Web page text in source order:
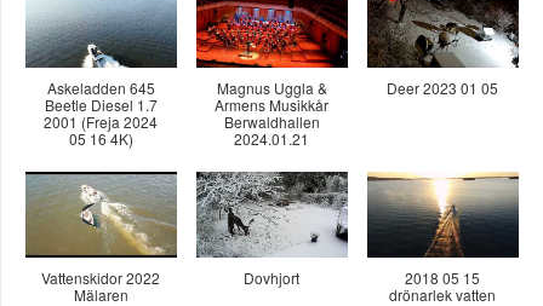
Askeladden 645
Beetle Diesel 1.7
2001 (Freja 2024
05 16 4K)
Magnus Uggla &
Armens Musikkår
Berwaldhallen
2024.01.21
Deer 2023 01 05
Vattenskidor 2022
Mälaren
Dovhjort
2018 05 15
drönarlek vatten